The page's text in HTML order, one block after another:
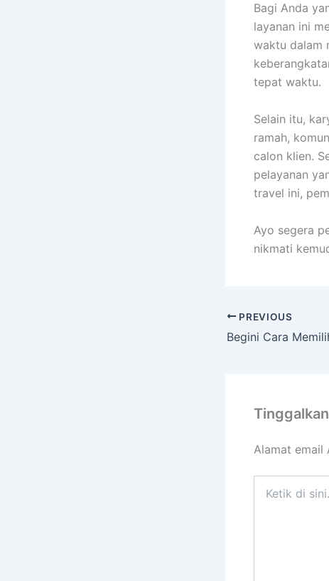
Bagi Anda
layanan ini
waktu dalam
tepat waktu.
Selain itu,
ramah,
calon klien.
pelayanan
travel ini,
Ayo segera
nikmati
PREVIOUS
Alamat email